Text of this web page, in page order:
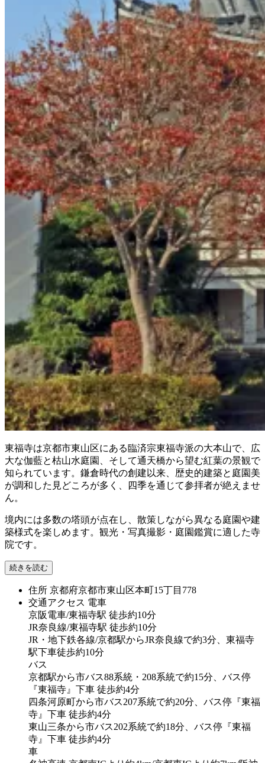
東福寺は京都市東山区にある臨済宗東福寺派の大本山で、広
大な伽藍と枯山水庭園、そして通天橋から望む紅葉の景観で
知られています。鎌倉時代の創建以来、歴史的建築と庭園美
が調和した見どころが多く、四季を通じて参拝者が絶えませ
ん。
境内には多数の塔頭が点在し、散策しながら異なる庭園や建
築様式を楽しめます。観光・写真撮影・庭園鑑賞に適した寺
院です。
続きを読む
住所 京都府京都市東山区本町15丁目778
交通アクセス 電車
京阪電車/東福寺駅 徒歩約10分
JR奈良線/東福寺駅 徒歩約10分
JR・地下鉄各線/京都駅からJR奈良線で約3分、東福寺
駅下車徒歩約10分
バス
京都駅から市バス88系統・208系統で約15分、バス停
『東福寺』下車 徒歩約4分
四条河原町から市バス207系統で約20分、バス停『東福
寺』下車 徒歩約4分
東山三条から市バス202系統で約18分、バス停『東福
寺』下車 徒歩約4分
車